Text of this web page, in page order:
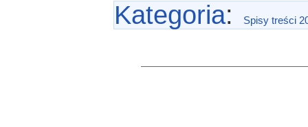
Kategoria: Spisy treści